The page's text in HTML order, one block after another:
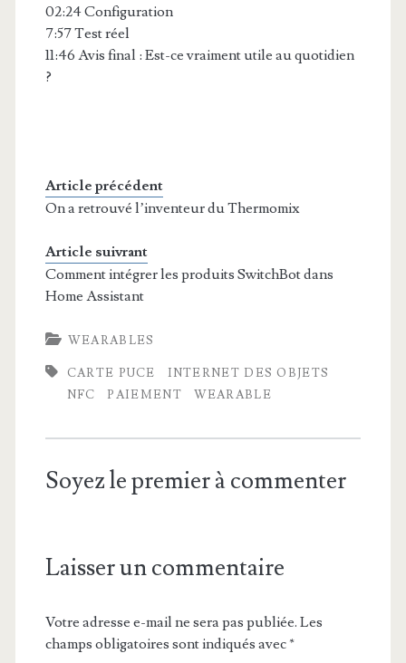
02:24 Configuration
7:57 Test réel
11:46 Avis final : Est-ce vraiment utile au quotidien
?
Article précédent
On a retrouvé l’inventeur du Thermomix
Article suivrant
Comment intégrer les produits SwitchBot dans
Home Assistant
WEARABLES
CARTE PUCE
INTERNET DES OBJETS
NFC
PAIEMENT WEARABLE
Soyez le premier à commenter
Laisser un commentaire
Votre adresse e-mail ne sera pas publiée. Les
champs obligatoires sont indiqués avec*